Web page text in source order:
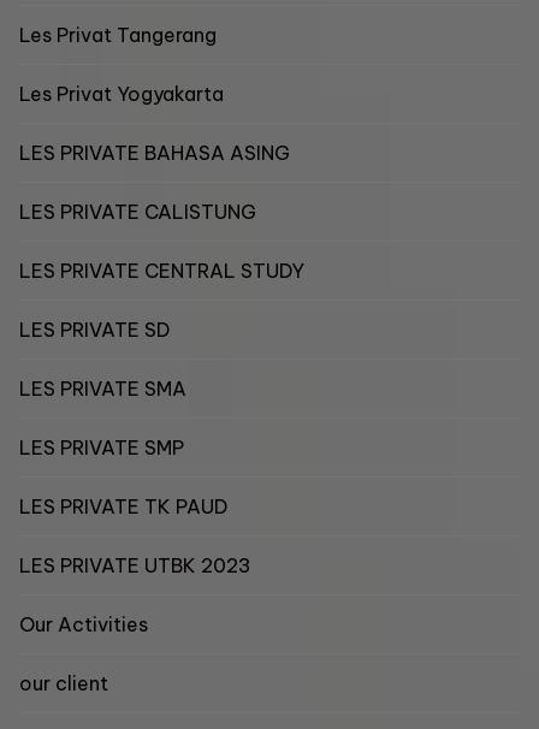
Les Privat Tangerang
Les Privat Yogyakarta
LES PRIVATE BAHASA ASING
LES PRIVATE CALISTUNG
LES PRIVATE CENTRAL STUDY
LES PRIVATE SD
LES PRIVATE SMA
LES PRIVATE SMP
LES PRIVATE TK PAUD
LES PRIVATE UTBK 2023
Our Activities
our client